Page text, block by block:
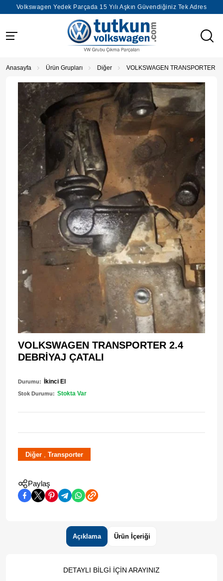
Volkswagen Yedek Parçada 15 Yılı Aşkın Güvendiğiniz Tek Adres
Anasayfa Ürün Grupları Diğer VOLKSWAGEN TRANSPORTER
VOLKSWAGEN TRANSPORTER 2.4
DEBRİYAJ ÇATALI
Durumu: İkinci El
Stok Durumu: Stokta Var
Diğer Transporter
Paylaş
Açıklama Ürün İçeriği
DETAYLI BİLGİ İÇİN ARAYINIZ